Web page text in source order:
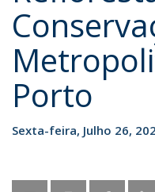
Porto
Sexta-feira, Julho 26,